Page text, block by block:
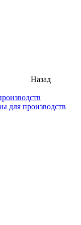
Назад
для производств